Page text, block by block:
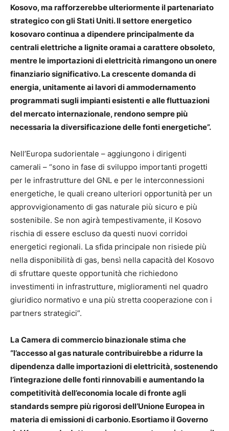
Kosovo, ma rafforzerebbe ulteriormente il partenariato
strategico con gli Stati Uniti. Il settore energetico
kosovaro continua a dipendere principalmente da
centrali elettriche a lignite oramai a carattere obsoleto,
mentre le importazioni di elettricità rimangono un onere
finanziario significativo. La crescente domanda di
energia, unitamente ai lavori di ammodernamento
programmati sugli impianti esistenti e alle fluttuazioni
del mercato internazionale, rendono sempre più
necessaria la diversificazione delle fonti energetiche”.
Nell’Europa sudorientale – aggiungono i dirigenti
camerali – “sono in fase di sviluppo importanti progetti
per le infrastrutture del GNL e per le interconnessioni
energetiche, le quali creano ulteriori opportunità per un
approvvigionamento di gas naturale più sicuro e più
sostenibile. Se non agirà tempestivamente, il Kosovo
rischia di essere escluso da questi nuovi corridoi
energetici regionali. La sfida principale non risiede più
nella disponibilità di gas, bensì nella capacità del Kosovo
di sfruttare queste opportunità che richiedono
investimenti in infrastrutture, miglioramenti nel quadro
giuridico normativo e una più stretta cooperazione con i
partners strategici”.
La Camera di commercio binazionale stima che
“l’accesso al gas naturale contribuirebbe a ridurre la
dipendenza dalle importazioni di elettricità, sostenendo
l’integrazione delle fonti rinnovabili e aumentando la
competitività dell’economia locale di fronte agli
standards sempre più rigorosi dell’Unione Europea in
materia di emissioni di carbonio. Esortiamo il Governo